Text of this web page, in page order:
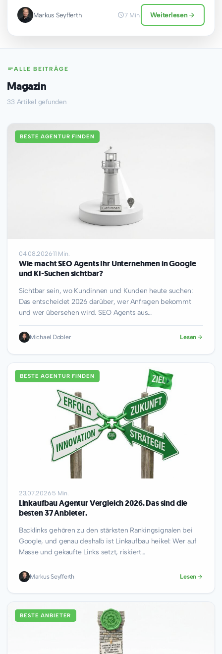
Markus Seyfferth 7 Min. Weiterlesen
ALLE BEITRÄGE
Magazin
33 Artikel gefunden
BESTE AGENTUR FINDEN
04.08.2026·11 Min.
Wie macht SEO Agents Ihr Unternehmen in Google
und KI-Suchen sichtbar?
Sichtbar sein, wo Kundinnen und Kunden heute suchen:
Das entscheidet 2026 darüber, wer Anfragen bekommt
und wer übersehen wird. SEO Agents aus…
Michael Dobler Lesen
BESTE AGENTUR FINDEN
23.07.2026·5 Min.
Linkaufbau Agentur Vergleich 2026. Das sind die
besten 37 Anbieter.
Backlinks gehören zu den stärksten Rankingsignalen bei
Google, und genau deshalb ist Linkaufbau heikel: Wer auf
Masse und gekaufte Links setzt, riskiert…
Markus Seyfferth Lesen
BESTE ANBIETER